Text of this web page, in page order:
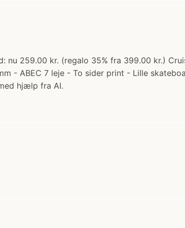
nu 259.00 kr. (regalo 35% fra 399.00 kr.)
- ABEC 7 leje - To sider print - Lille
hjælp fra AI.